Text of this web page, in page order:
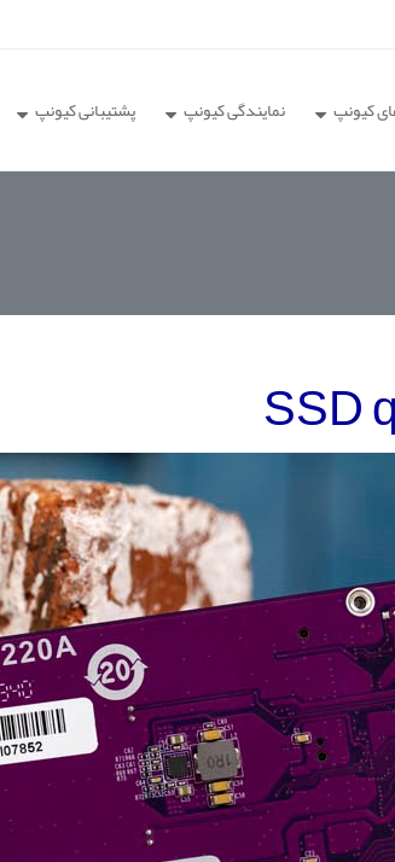
کیونپ نمایندگی کیونپ پشتیبانی کیونپ